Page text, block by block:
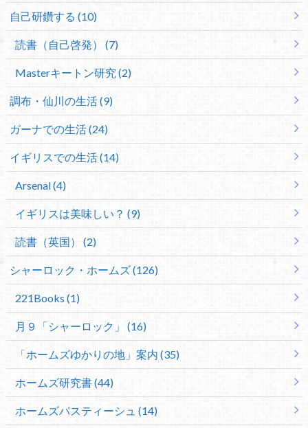
自己研鑽する (10)
読書（自己啓発） (7)
Masterキートン研究 (2)
調布・仙川の生活 (9)
ガーナでの生活 (24)
イギリスでの生活 (14)
Arsenal (4)
イギリスは美味しい？ (9)
読書（英国） (2)
シャーロック・ホームズ (126)
221Books (1)
月９「シャーロック」 (16)
「ホームズゆかりの地」案内 (35)
ホームズ研究書 (44)
ホームズパスティーシュ (14)